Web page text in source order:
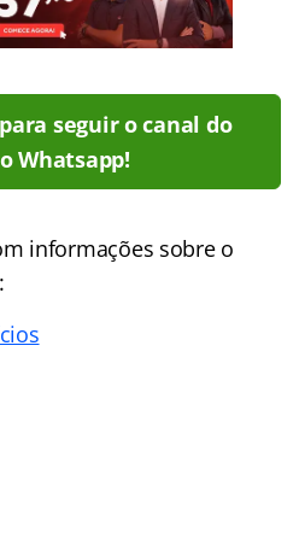
seguir o canal do
Whatsapp!
informações sobre o
: